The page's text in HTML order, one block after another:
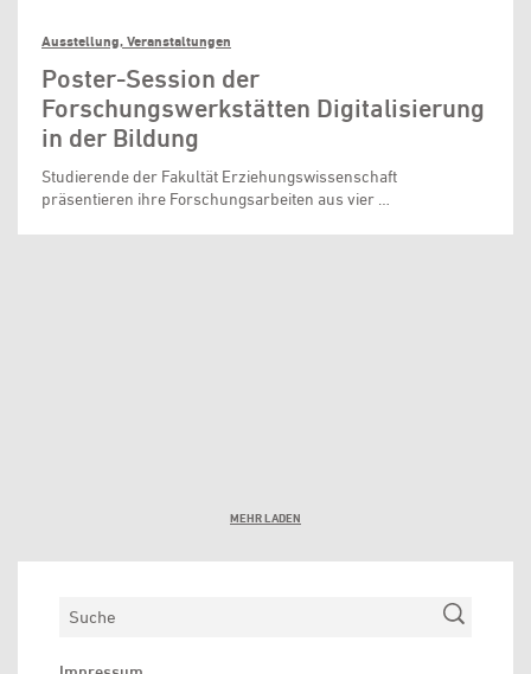
Ausstellung, Veranstaltungen
Poster-Session der
Forschungswerkstätten Digitalisierung
in der Bildung
Studierende der Fakultät Erziehungswissenschaft
präsentieren ihre Forschungsarbeiten aus vier …
MEHR LADEN
Suchen